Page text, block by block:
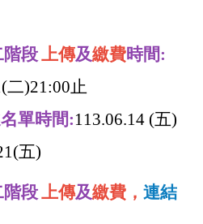
階段上傳及繳費時間:
二)21:00 止
單時間:113.06.14 (五)
五)
階段上傳及繳費， 連結